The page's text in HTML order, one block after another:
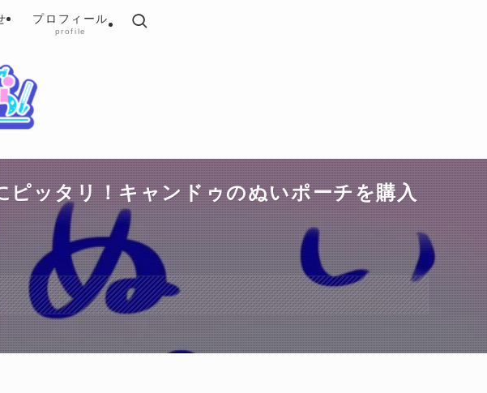
プロフィール
profile
ッタリ！キャンドゥのぬいポーチを購入